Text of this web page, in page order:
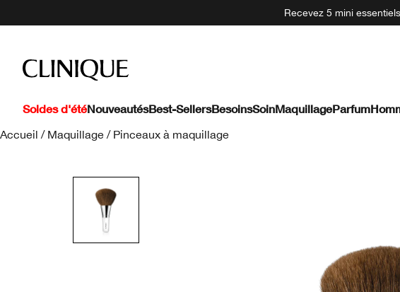
Recevez 5 mini
Soldes d'étéNouveautésBest-SellersBesoinsSoinMaquillageParfum
Accueil / Maquillage / Pinceaux à maquillage